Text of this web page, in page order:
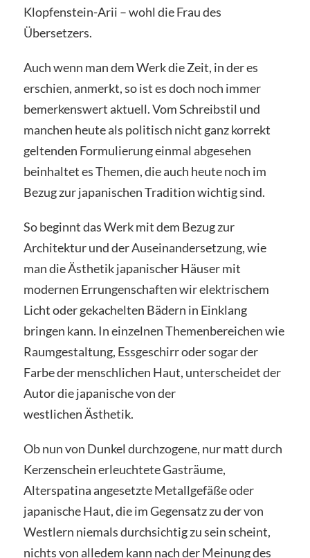
Klopfenstein-Arii – wohl die Frau des
Übersetzers.
Auch wenn man dem Werk die Zeit, in der es
erschien, anmerkt, so ist es doch noch immer
bemerkenswert aktuell. Vom Schreibstil und
manchen heute als politisch nicht ganz korrekt
geltenden Formulierung einmal abgesehen
beinhaltet es Themen, die auch heute noch im
Bezug zur japanischen Tradition wichtig sind.
So beginnt das Werk mit dem Bezug zur
Architektur und der Auseinandersetzung, wie
man die Ästhetik japanischer Häuser mit
modernen Errungenschaften wir elektrischem
Licht oder gekachelten Bädern in Einklang
bringen kann. In einzelnen Themenbereichen wie
Raumgestaltung, Essgeschirr oder sogar der
Farbe der menschlichen Haut, unterscheidet der
Autor die japanische von der
westlichen Ästhetik.
Ob nun von Dunkel durchzogene, nur matt durch
Kerzenschein erleuchtete Gasträume,
Alterspatina angesetzte Metallgefäße oder
japanische Haut, die im Gegensatz zu der von
Westlern niemals durchsichtig zu sein scheint,
nichts von alledem kann nach der Meinung des